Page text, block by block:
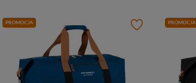
PROMOCJA PROMOCJA